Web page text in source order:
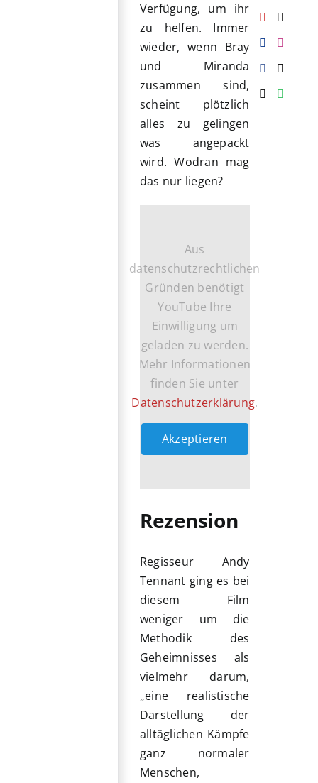
Verfügung, um ihr
zu helfen. Immer
wieder, wenn Bray
und Miranda
zusammen sind,
scheint plötzlich
alles zu gelingen
was angepackt
wird. Wodran mag
das nur liegen?
Aus
datenschutzrechtlichen
Gründen benötigt
YouTube Ihre
Einwilligung um
geladen zu werden.
Mehr Informationen
finden Sie unter
Datenschutzerklärung.
Akzeptieren
Rezension
Regisseur Andy
Tennant ging es bei
diesem Film
weniger um die
Methodik des
Geheimnisses als
vielmehr darum,
„eine realistische
Darstellung der
alltäglichen Kämpfe
ganz normaler
Menschen,